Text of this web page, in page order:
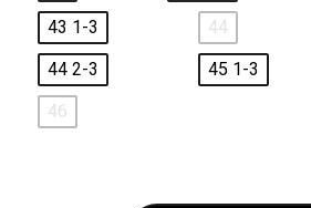
43 1-3
44
44 2-3
45 1-3
46